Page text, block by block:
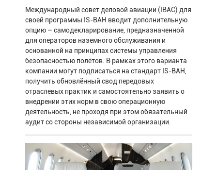
Международный совет деловой авиации (IBAC) для
своей программы IS-BAH вводит дополнительную
опцию – самодекларирование, предназначенной
для операторов наземного обслуживания и
основанной на принципах системы управления
безопасностью полётов. В рамках этого варианта
компании могут подписаться на стандарт IS-BAH,
получить обновлённый свод передовых
отраслевых практик и самостоятельно заявить о
внедрении этих норм в свою операционную
деятельность, не проходя при этом обязательный
аудит со стороны независимой организации.